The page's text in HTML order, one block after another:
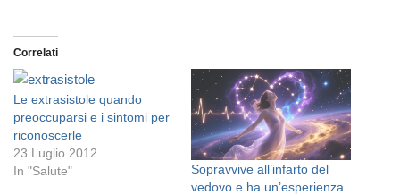
Correlati
Le extrasistole quando
preoccuparsi e i sintomi per
riconoscerle
23 Luglio 2012
In "Salute"
Sopravvive all’infarto del
vedovo e ha un’esperienza